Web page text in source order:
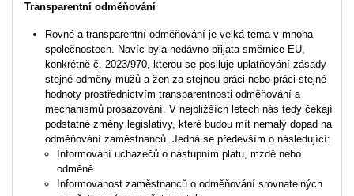
Transparentní odměňování
Rovné a transparentní odměňování je velká téma v mnoha
společnostech. Navíc byla nedávno přijata směrnice EU,
konkrétně č. 2023/970, kterou se posiluje uplatňování zásady
stejné odměny mužů a žen za stejnou práci nebo práci stejné
hodnoty prostřednictvím transparentnosti odměňování a
mechanismů prosazování. V nejbližších letech nás tedy čekají
podstatné změny legislativy, které budou mít nemalý dopad na
odměňování zaměstnanců. Jedná se především o následující:
Informování uchazečů o nástupním platu, mzdě nebo
odměně
Informovanost zaměstnanců o odměňování srovnatelných